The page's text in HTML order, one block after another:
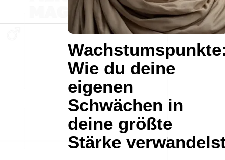
Wie du deine
eigenen
Schwächen in
deine größte
Stärke